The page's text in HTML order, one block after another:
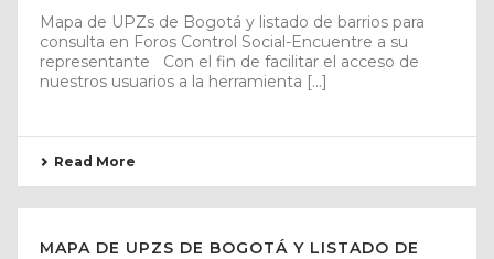
Mapa de UPZs de Bogotá y listado de barrios para
consulta en Foros Control Social-Encuentre a su
representante Con el fin de facilitar el acceso de
nuestros usuarios a la herramienta [...]
Read More
MAPA DE UPZS DE BOGOTÁ Y LISTADO DE